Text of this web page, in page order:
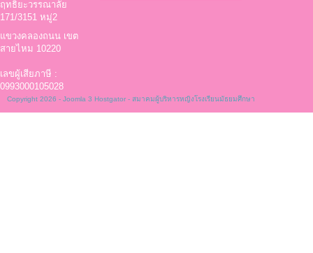
Copyright 2026 - Joomla 3 Hostgator - สมาคมผู้บริหารหญิงโรงเรียนมัธยมศึกษา
ฤทธิยะวรรณาลัย
171/3151 หมู่2
แขวงคลองถนน เขต
สายไหม 10220
เลขผู้เสียภาษี :
0993000105028